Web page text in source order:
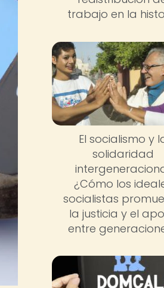
trabajo en la
El socialismo y
solidaridad
¿Cómo los
socialistas
la justicia y el
entre